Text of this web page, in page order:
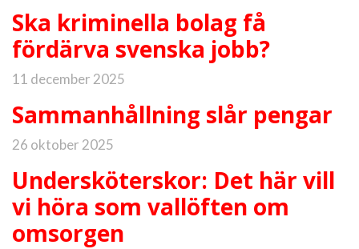
Ska kriminella bolag få
fördärva svenska jobb?
11 december 2025
Sammanhållning slår pengar
26 oktober 2025
Undersköterskor: Det här vill
vi höra som vallöften om
omsorgen